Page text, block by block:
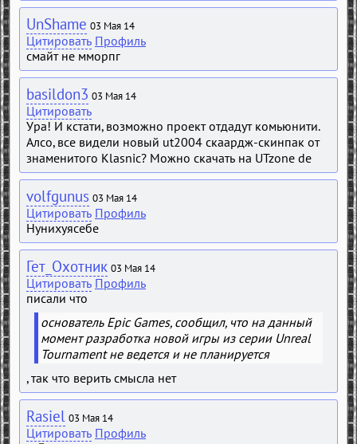
UnShame 03 Мая 14
Цитировать Профиль
смайт не мморпг
basildon3 03 Мая 14
Цитировать
Ура! И кстати, возможно проект отдадут комьюнити.
Алсо, все видели новый ut2004 скаардж-скинпак от
знаменитого Klasnic? Можно скачать на UTzone de
volfgunus 03 Мая 14
Цитировать Профиль
Нунихуясебе
Гет_Охотник 03 Мая 14
Цитировать Профиль
писали что
основатель Epic Games, сообщил, что на данный
момент разработка новой игры из серии Unreal
Tournament не ведется и не планируется
, так что верить смысла нет
Rasiel 03 Мая 14
Цитировать Профиль